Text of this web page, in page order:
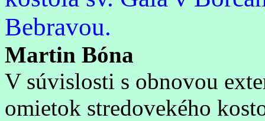
Bebravou.
Martin Bóna
V súvislosti s obnovou
omietok stredovekého